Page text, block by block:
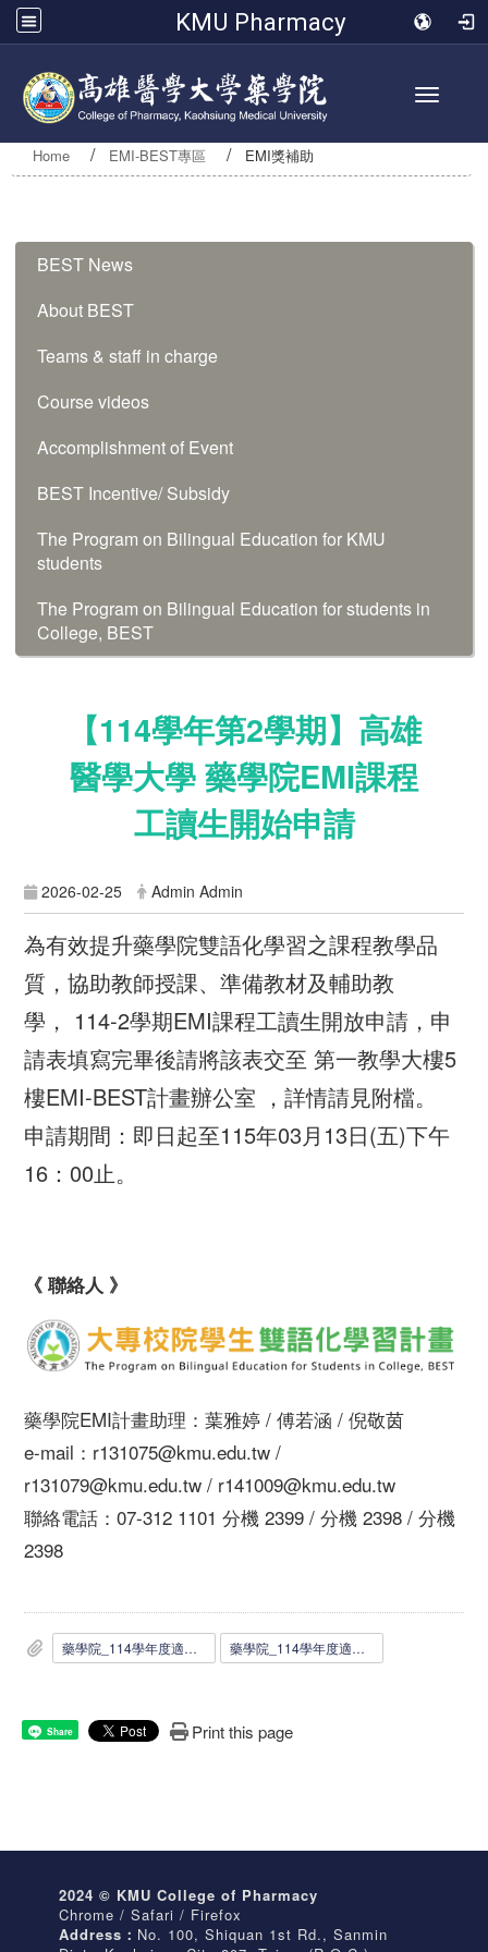
KMU Pharmacy
Toggle
Home EMI-BEST專區 EMI獎補助
BEST News
About BEST
Teams & staff in charge
Course videos
Accomplishment of Event
BEST Incentive/ Subsidy
The Program on Bilingual Education for KMU
students
The Program on Bilingual Education for students in
College, BEST
【114學年第2學期】高雄
醫學大學 藥學院EMI課程
工讀生開始申請
2026-02-25 Admin Admin
為有效提升藥學院雙語化學習之課程教學品
質，協助教師授課、準備教材及輔助教
學， 114-2學期EMI課程工讀生開放申請，申
請表填寫完畢後請將該表交至 第一教學大樓5
樓EMI-BEST計畫辦公室 ，詳情請見附檔。
申請期間：即日起至115年03月13日(五)下午
16：00止。
《 聯絡人 》
藥學院EMI計畫助理：葉雅婷 / 傅若涵 / 倪敬茵
e-mail：r131075@kmu.edu.tw /
r131079@kmu.edu.tw / r141009@kmu.edu.tw
聯絡電話：07-312 1101 分機 2399 / 分機 2398 / 分機
2398
藥學院_114學年度適用_EMI課程工讀生申請表.docx 藥學院_114學年度適用_EMI課程工讀生申請表.pdf
Share Print this page
2024 © KMU College of Pharmacy
Chrome / Safari / Firefox
Address： No. 100, Shiquan 1st Rd., Sanmin